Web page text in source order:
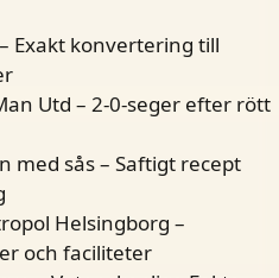
Exakt konvertering till
Utd – 2-0-seger efter rött
med sås – Saftigt recept
Helsingborg –
och faciliteter